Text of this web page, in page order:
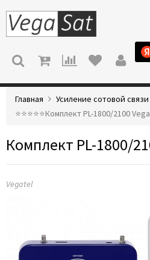
МЕНЮ
Главная Усиление сотовой связи
⭐️⭐️⭐️⭐️⭐️Комплект PL-1800/2100
Комплект PL-1800/
Vegatel